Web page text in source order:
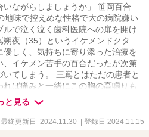
いながらしましょうか」 笹岡百合
地味で控えめな性格で大の病院嫌い
で泣く泣く歯科医院への扉を開け
夜（35）というイケメンドクタ
しく、気持ちに寄り添った治療を
イケメン苦手の百合だったが次第
てしまう。 三嶌とはただの患者と
ば痛みと一緒にこの胸の高鳴りも
ない、地味女子×ハイスぺDrのコメ
編（主に三嶌視点）→後日談～ふ
ます。 ※他サイトでも投稿しており
と見る
| 最終更新日 2024.11.30 | 登録日 2024.11.15